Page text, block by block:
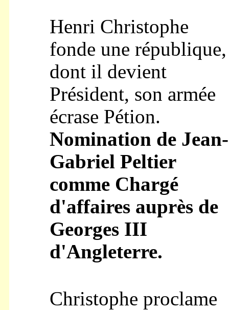
Henri Christophe
fonde une république,
dont il devient
Président, son armée
écrase Pétion.
Nomination de Jean-
Gabriel Peltier
comme Chargé
d'affaires auprès de
Georges III
d'Angleterre.
Christophe proclame